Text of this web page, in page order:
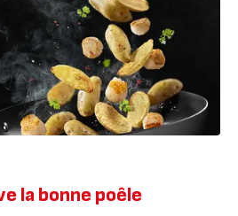
la bonne poêle